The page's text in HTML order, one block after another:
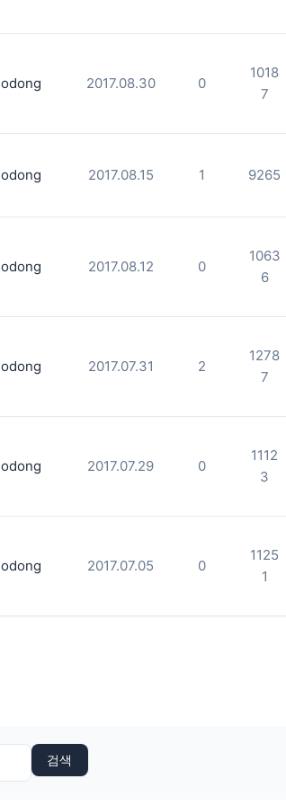
2017.08.30 0
1018
7
2017.08.15 1 9265
2017.08.12 0
1063
6
2017.07.31 2
1278
7
2017.07.29 0
1112
3
2017.07.05 0
1125
1
검색